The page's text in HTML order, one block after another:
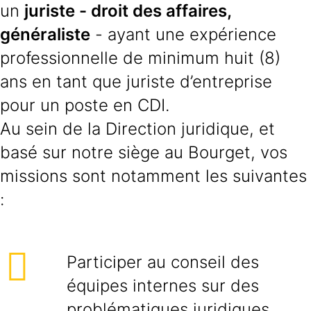
un juriste - droit des affaires,
généraliste - ayant une expérience
professionnelle de minimum huit (8)
ans en tant que juriste d’entreprise
pour un poste en CDI.
Au sein de la Direction juridique, et
basé sur notre siège au Bourget, vos
missions sont notamment les suivantes
:
Participer au conseil des
équipes internes sur des